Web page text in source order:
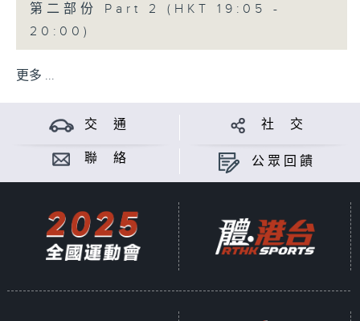
第二部份 Part 2 (HKT 19:05 -
20:00)
更多 ...
交 通 社 交
聯 絡 公眾回饋